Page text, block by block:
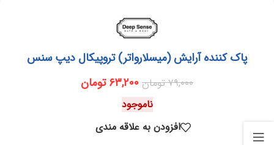
پاک کننده آرایش (میسلارواتر) تروپیکال دیپ سنس
۷۹,۰۰۰ تومان ۶۳,۲۰۰ تومان
ناموجود
افزودن به علاقه مندی